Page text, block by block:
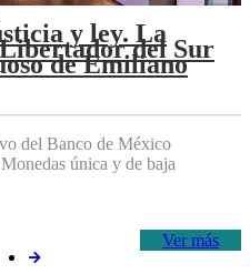
y ley. La
del Sur
de Emiliano
del Banco de México
única y de baja
Ver más